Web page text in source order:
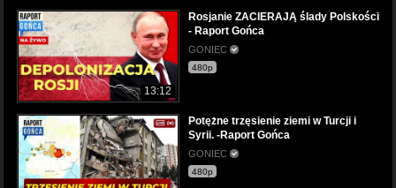
13:12
Rosjanie ZACIERAJĄ ślady Polskości
- Raport Gońca
GONIEC
480p
Potężne trzęsienie ziemi w Turcji i
Syrii. -Raport Gońca
GONIEC
480p